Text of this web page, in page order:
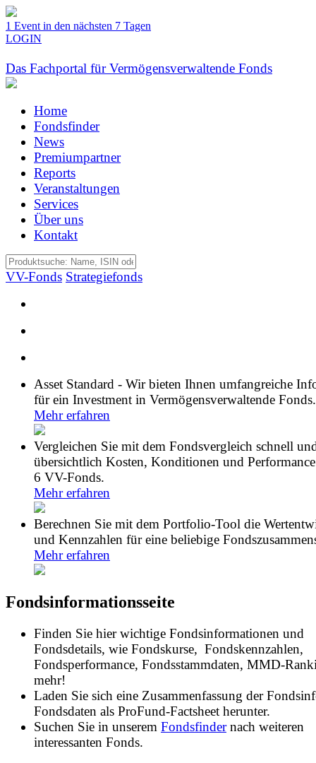
1 Event in den nächsten 7 Tagen
LOGIN
Das Fachportal für Vermögensverwaltende Fonds
Home
Fondsfinder
News
Premiumpartner
Reports
Veranstaltungen
Services
Über uns
Kontakt
VV-Fonds Strategiefonds
Asset Standard - Wir bieten Ihnen umfangreiche
für ein Investment in Vermögensverwaltende Fonds.
Mehr erfahren
Vergleichen Sie mit dem Fondsvergleich schnell
übersichtlich Kosten, Konditionen und
6 VV-Fonds.
Mehr erfahren
Berechnen Sie mit dem Portfolio-Tool die
und Kennzahlen für eine beliebige
Mehr erfahren
Fondsinformationsseite
Finden Sie hier wichtige Fondsinformationen und
Fondsdetails, wie Fondskurse, Fondskennzahlen,
Fondsperformance, Fondsstammdaten, MMD-
mehr!
Laden Sie sich eine Zusammenfassung der
Fondsdaten als ProFund-Factsheet herunter.
Suchen Sie in unserem Fondsfindernach weiteren
interessanten Fonds.